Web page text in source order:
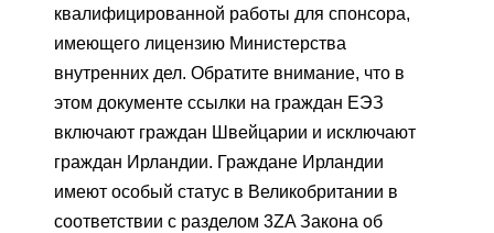
квалифицированной работы для спонсора,
имеющего лицензию Министерства
внутренних дел. Обратите внимание, что в
этом документе ссылки на граждан ЕЭЗ
включают граждан Швейцарии и исключают
граждан Ирландии. Граждане Ирландии
имеют особый статус в Великобритании в
соответствии с разделом 3ZA Закона об